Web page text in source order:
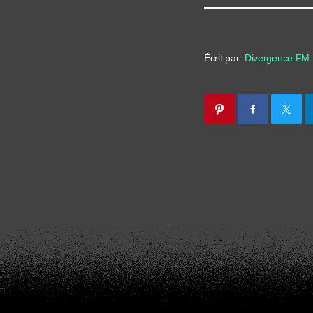
Écrit par: Divergence FM